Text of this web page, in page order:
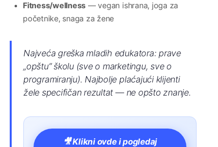
Fitness/wellness — vegan ishrana, joga za
početnike, snaga za žene
Najveća greška mladih edukatora: prave
„opštu” školu (sve o marketingu, sve o
programiranju). Najbolje plaćajući klijenti
žele specifičan rezultat — ne opšto znanje.
🎥 Klikni ovde i pogledaj